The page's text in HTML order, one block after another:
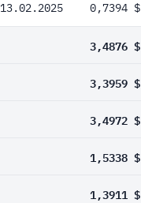
13.02.2025 0,7394 $
3,4876 $
3,3959 $
3,4972 $
1,5338 $
1,3911 $